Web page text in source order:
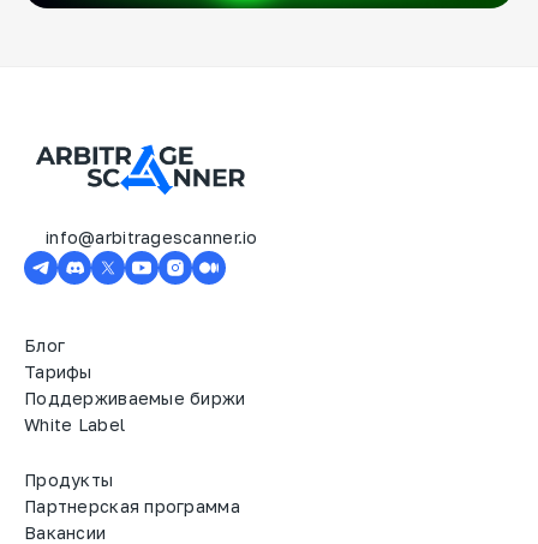
info@arbitragescanner.io
Блог
Тарифы
Поддерживаемые биржи
White Label
Продукты
Партнерская программа
Вакансии